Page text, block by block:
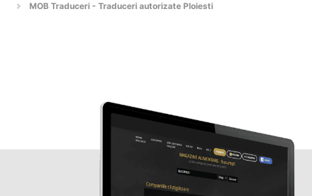
MOB Traduceri - Traduceri autorizate Ploiesti